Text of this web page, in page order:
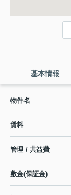
基本情報
物件名
賃料
管理 / 共益費
敷金(保証金)